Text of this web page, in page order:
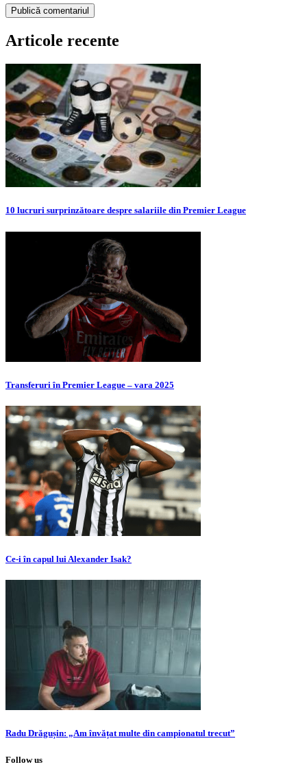
Articole recente
10 lucruri surprinzătoare despre salariile din Premier League
Transferuri în Premier League – vara 2025
Ce-i în capul lui Alexander Isak?
Radu Drăgușin: „Am învățat multe din campionatul trecut”
Follow us